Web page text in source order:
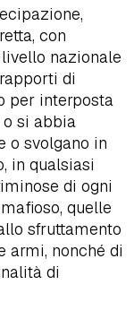
con
nazionale
di
per interposta
o si abbia
o svolgano in
in qualsiasi
di ogni
quelle
sfruttamento
armi, nonché di
di